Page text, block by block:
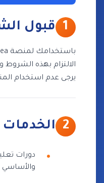
1 قبول
الالتزام بهذه الشروط
يرجى عدم استخدام
2
دورات
والأساسي